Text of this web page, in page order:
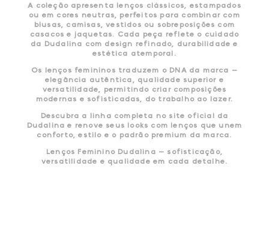
A coleção apresenta lenços clássicos, estampados
ou em cores neutras, perfeitos para combinar com
blusas, camisas, vestidos ou sobreposições com
casacos e jaquetas. Cada peça reflete o cuidado
da Dudalina com design refinado, durabilidade e
estética atemporal.
Os lenços femininos traduzem o DNA da marca —
elegância autêntica, qualidade superior e
versatilidade, permitindo criar composições
modernas e sofisticadas, do trabalho ao lazer.
Descubra a linha completa no site oficial da
Dudalina e renove seus looks com lenços que unem
conforto, estilo e o padrão premium da marca.
Lenços Feminino Dudalina — sofisticação,
versatilidade e qualidade em cada detalhe.